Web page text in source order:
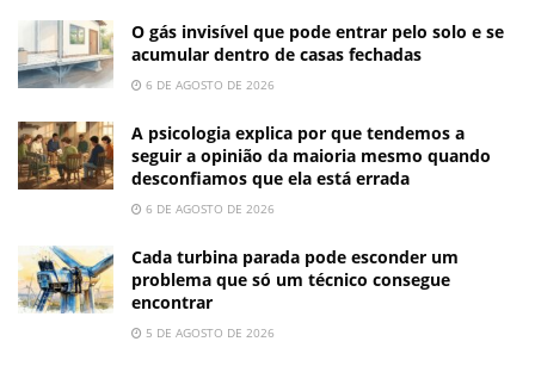
O gás invisível que pode entrar pelo solo e se
acumular dentro de casas fechadas
6 DE AGOSTO DE 2026
A psicologia explica por que tendemos a
seguir a opinião da maioria mesmo quando
desconfiamos que ela está errada
6 DE AGOSTO DE 2026
Cada turbina parada pode esconder um
problema que só um técnico consegue
encontrar
5 DE AGOSTO DE 2026